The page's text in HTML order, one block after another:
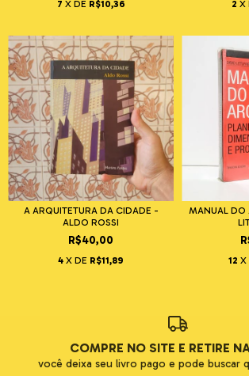
7 X DE R$10,36 2 X
A ARQUITETURA DA CIDADE -
ALDO ROSSI
R$40,00
4 X DE R$11,89
MANUAL DO
12 X
COMPRE NO SITE E RETIRE
você deixa seu livro pago e pode buscar